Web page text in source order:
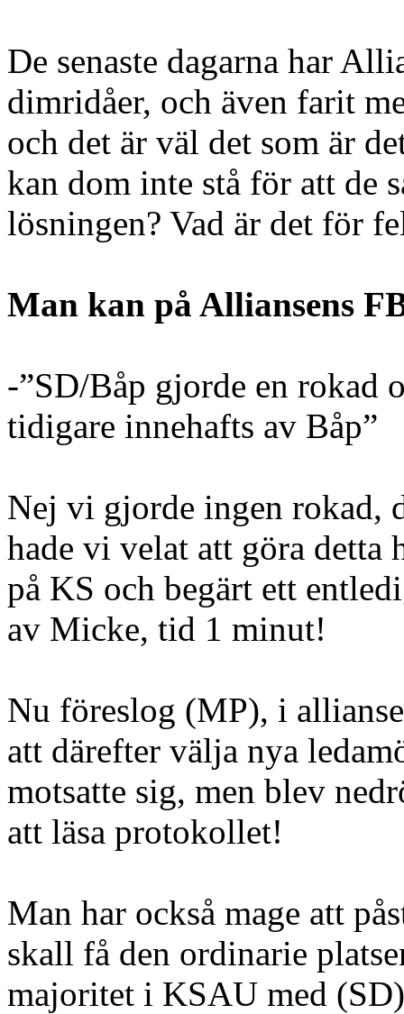
De senaste dagarna har
dimridåer, och även farit
och det är väl det som är
kan dom inte stå för att de
lösningen? Vad är det för
Man kan på Alliansens
-”SD/Båp gjorde en rokad
tidigare innehafts av Båp”
Nej vi gjorde ingen rokad,
hade vi velat att göra detta
på KS och begärt ett
av Micke, tid 1 minut!
Nu föreslog (MP), i
att därefter välja nya
motsatte sig, men blev
att läsa protokollet!
Man har också mage att
skall få den ordinarie
majoritet i KSAU med